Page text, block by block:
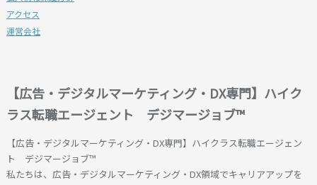
アクセス
運営会社
【広告・デジタルマーケティング・DX専門】ハイク
ラス転職エージェント デジマージョブ™
【広告・デジタルマーケティング・DX専門】ハイクラス転職エージェン
ト デジマージョブ™
私たちは、広告・デジタルマーケティング・DX領域でキャリアアップを